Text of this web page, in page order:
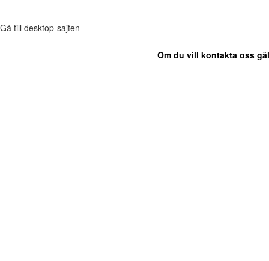
Gå till desktop-sajten
Om du vill kontakta oss